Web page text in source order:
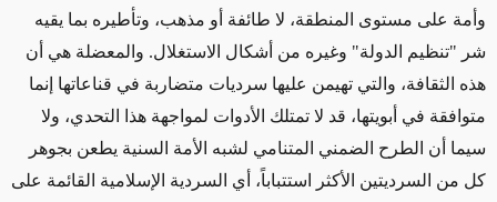
وأمة على مستوى المنطقة، لا طائفة أو مذهب، وتأطيره بما يقيه
شر "تنظيم الدولة" وغيره من أشكال الاستغلال. والمعضلة هي أن
هذه الثقافة، والتي تهيمن عليها سرديات متضاربة في قناعاتها إنما
متوافقة في أبويتها، قد لا تمتلك الأدوات لمواجهة هذا التحدي، ولا
سيما أن الطرح الضمني المتنامي لشبه الأمة السنية يطعن بجوهر
كل من السرديتين الأكثر استتباباً، أي السردية الإسلامية القائمة على